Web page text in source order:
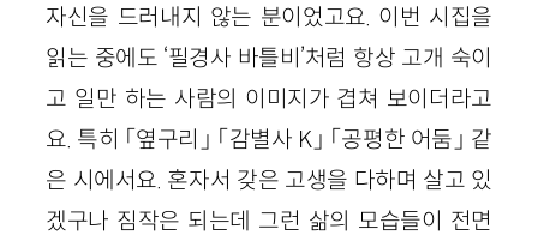
자신을 드러내지 않는 분이었고요. 이번 시집을
읽는 중에도 ‘필경사 바틀비’처럼 항상 고개 숙이
고 일만 하는 사람의 이미지가 겹쳐 보이더라고
요. 특히 「옆구리」 「감별사 K」 「공평한 어둠」 같
은 시에서요. 혼자서 갖은 고생을 다하며 살고 있
겠구나 짐작은 되는데 그런 삶의 모습들이 전면